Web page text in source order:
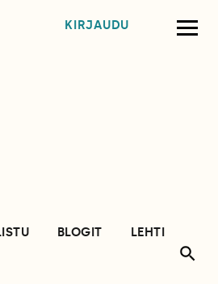
KIRJAUDU
BLOGIT
LEHTI